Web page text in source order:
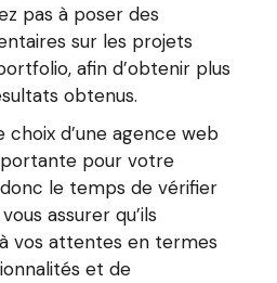
pas à poser des
sur les projets
afin d’obtenir plus
obtenus.
choix d’une agence web
pour votre
le temps de vérifier
assurer qu’ils
vos attentes en termes
et de